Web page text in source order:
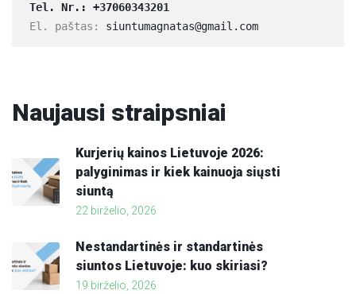
Tel. Nr.: +37060343201
El. paštas: siuntumagnatas@gmail.com
Naujausi straipsniai
Kurjerių kainos Lietuvoje 2026:
palyginimas ir kiek kainuoja siųsti
siuntą
22 birželio, 2026
Nestandartinės ir standartinės
siuntos Lietuvoje: kuo skiriasi?
19 birželio, 2026